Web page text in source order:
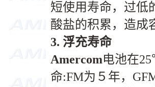
短使用寿命，过低
酸盐的积累，造成
3. 浮充寿命
Amercom电池在
命:FM为５年，